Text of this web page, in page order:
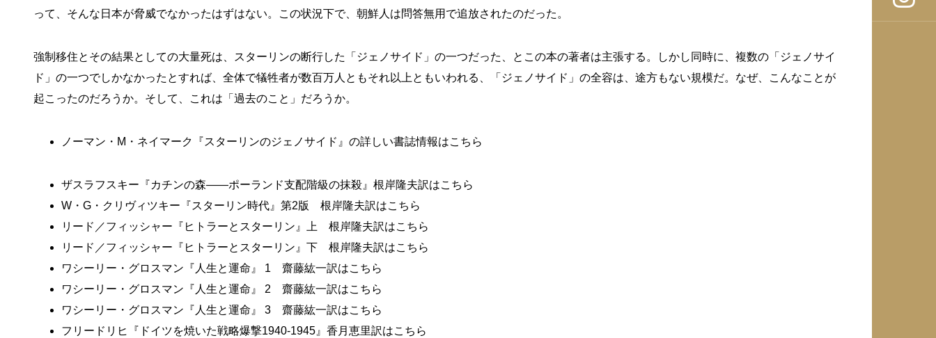
って、そんな日本が脅威でなかったはずはない。この状況下で、朝鮮人は問答無用で追放されたのだった。
強制移住とその結果としての大量死は、スターリンの断行した「ジェノサイド」の一つだった、とこの本の著者は主張する。しかし同時に、複数の「ジェノサイ
ド」の一つでしかなかったとすれば、全体で犠牲者が数百万人ともそれ以上ともいわれる、「ジェノサイド」の全容は、途方もない規模だ。なぜ、こんなことが
起こったのだろうか。そして、これは「過去のこと」だろうか。
ノーマン・M・ネイマーク『スターリンのジェノサイド』の詳しい書誌情報はこちら
ザスラフスキー『カチンの森――ポーランド支配階級の抹殺』根岸隆夫訳はこちら
W・G・クリヴィツキー『スターリン時代』第2版 根岸隆夫訳はこちら
リード／フィッシャー『ヒトラーとスターリン』上 根岸隆夫訳はこちら
リード／フィッシャー『ヒトラーとスターリン』下 根岸隆夫訳はこちら
ワシーリー・グロスマン『人生と運命』 1 齋藤紘一訳はこちら
ワシーリー・グロスマン『人生と運命』 2 齋藤紘一訳はこちら
ワシーリー・グロスマン『人生と運命』 3 齋藤紘一訳はこちら
フリードリヒ『ドイツを焼いた戦略爆撃1940-1945』香月恵里訳はこちら